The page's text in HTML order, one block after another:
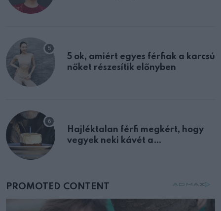
5 ok, amiért egyes férfiak a karcsú
nőket részesítik előnyben
Hajléktalan férfi megkért, hogy
vegyek neki kávét a